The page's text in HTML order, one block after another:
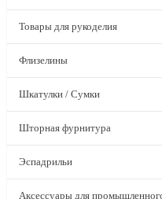
Товары для рукоделия
Флизелины
Шкатулки / Сумки
Шторная фурнитура
Эспадрильи
Аксессуары для